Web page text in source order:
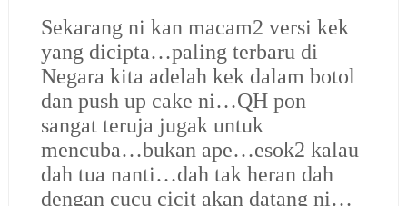
Sekarang ni kan macam2 versi kek
yang dicipta…paling terbaru di
Negara kita adelah kek dalam botol
dan push up cake ni…QH pon
sangat teruja jugak untuk
mencuba…bukan ape…esok2 kalau
dah tua nanti…dah tak heran dah
dengan cucu cicit akan datang ni…